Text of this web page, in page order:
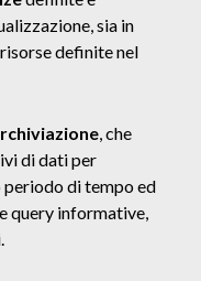
sia in
definite nel
, che
di dati per
di tempo ed
query informative,